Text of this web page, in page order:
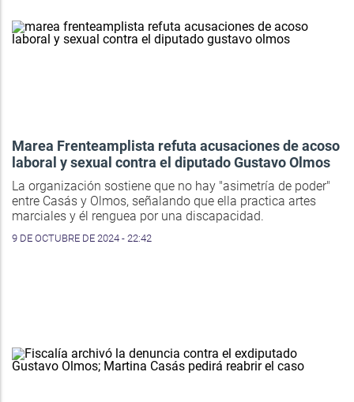
Marea Frenteamplista refuta acusaciones de acoso
laboral y sexual contra el diputado Gustavo Olmos
La organización sostiene que no hay "asimetría de poder"
entre Casás y Olmos, señalando que ella practica artes
marciales y él renguea por una discapacidad.
9 DE OCTUBRE DE 2024 - 22:42